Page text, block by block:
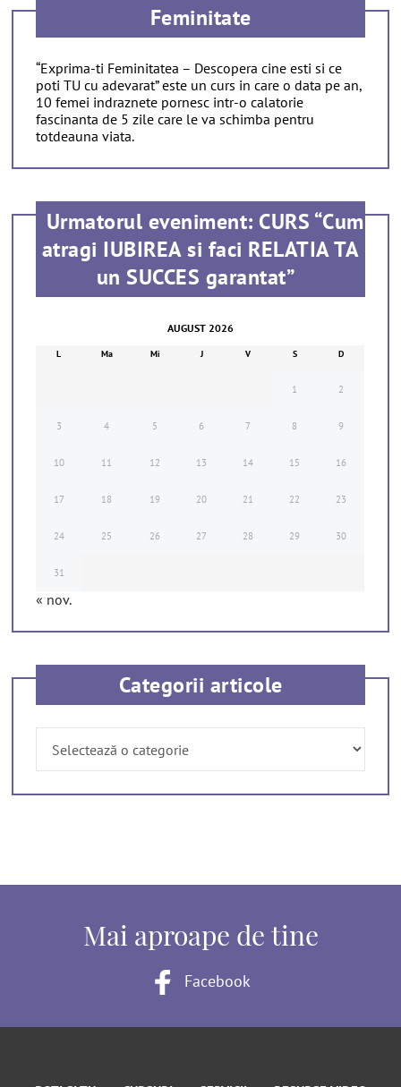
Feminitate
“Exprima-ti Feminitatea – Descopera cine esti si ce
poti TU cu adevarat” este un curs in care o data pe an,
10 femei indraznete pornesc intr-o calatorie
fascinanta de 5 zile care le va schimba pentru
totdeauna viata.
Urmatorul eveniment: CURS “Cum
atragi IUBIREA si faci RELATIA TA
un SUCCES garantat”
AUGUST 2026
L Ma Mi J V S D
1 2
3 4 5 6 7 8 9
10 11 12 13 14 15 16
17 18 19 20 21 22 23
24 25 26 27 28 29 30
31
« nov.
Categorii articole
Categorii
articole
Mai aproape de tine
Facebook